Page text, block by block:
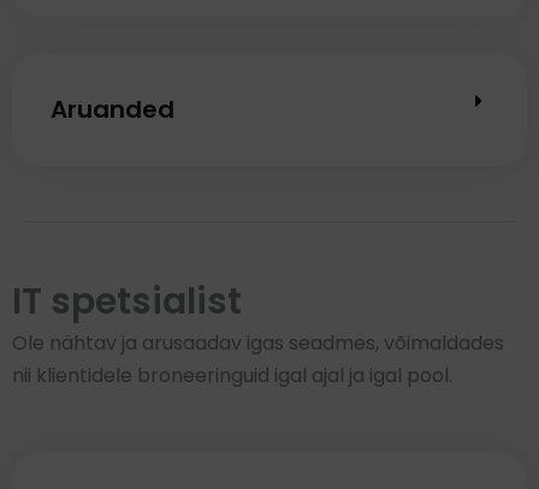
Aruanded
IT spetsialist
Ole nähtav ja arusaadav igas seadmes, võimaldades
nii klientidele broneeringuid igal ajal ja igal pool.